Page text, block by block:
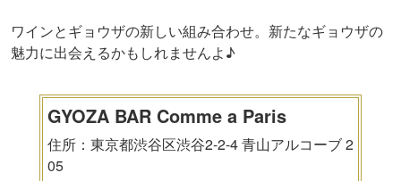
ワインとギョウザの新しい組み合わせ。新たなギョウザの
魅力に出会えるかもしれませんよ♪
GYOZA BAR Comme a Paris
住所：東京都渋谷区渋谷2-2-4 青山アルコーブ 2
05